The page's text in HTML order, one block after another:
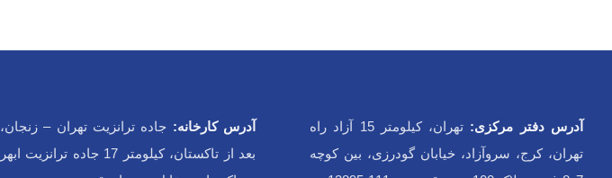
آدرس دفتر مرکزی:
تهران، کیلومتر 15 آزاد راه
تهران، کرج، سروآزاد، خیابان گودرزی، بین کوچه
آدرس کارخانه: جاده ترانزیت تهران – زنجان،
بعد از تاکستان، کیلومتر 17 جاده ترانزیت ابهر